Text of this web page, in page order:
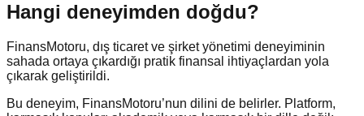
Hangi deneyimden doğdu?
FinansMotoru, dış ticaret ve şirket yönetimi deneyiminin
sahada ortaya çıkardığı pratik finansal ihtiyaçlardan yola
çıkarak geliştirildi.
Bu deneyim, FinansMotoru’nun dilini de belirler. Platform,